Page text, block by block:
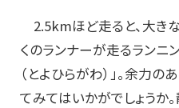
2.5kmほど走ると、大き
くのランナーが走るランニ
（とよひらがわ）」。余力
てみてはいかがでしょうか